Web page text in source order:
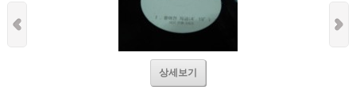
상세보기